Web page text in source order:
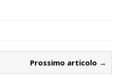
Prossimo articolo →